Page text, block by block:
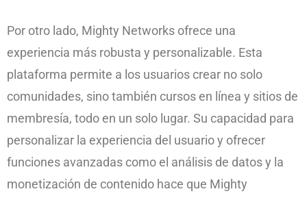
Por otro lado, Mighty Networks ofrece una
experiencia más robusta y personalizable. Esta
plataforma permite a los usuarios crear no solo
comunidades, sino también cursos en línea y sitios de
membresía, todo en un solo lugar. Su capacidad para
personalizar la experiencia del usuario y ofrecer
funciones avanzadas como el análisis de datos y la
monetización de contenido hace que Mighty